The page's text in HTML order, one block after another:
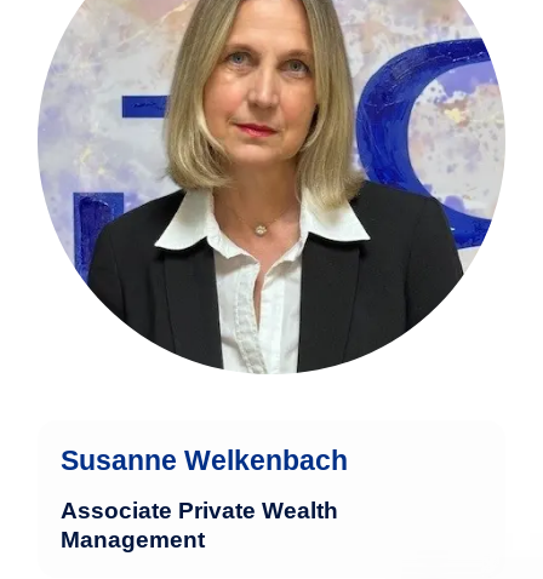
Susanne Welkenbach
Associate Private Wealth
Management
als drei Jahrzehnte Expertise im
Finanzsektor.
mehr